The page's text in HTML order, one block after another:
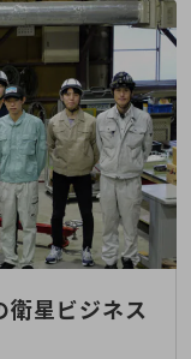
ら
衛星ビジネス